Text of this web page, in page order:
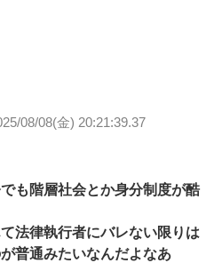
08/08(金) 20:21:39.37
も階層社会とか身分制度が酷
法律執行者にバレない限りは
普通みたいなんだよなあ